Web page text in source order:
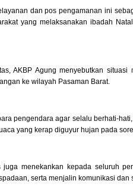
dan pos pengamanan ini
yang melaksanakan ibadah
AKBP Agung menyebutkan
ke wilayah Pasaman Barat.
pengendara agar selalu berhati-
yang kerap diguyur hujan pada
juga menekankan kepada seluruh
serta menjalin komunikasi